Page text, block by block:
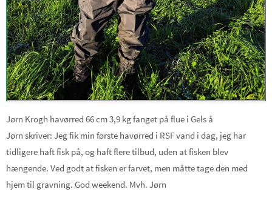
Jørn Krogh havørred 66 cm 3,9 kg fanget på flue i Gels å
Jørn skriver: Jeg fik min første havørred i RSF vand i dag, jeg har
tidligere haft fisk på, og haft flere tilbud, uden at fisken blev
hængende. Ved godt at fisken er farvet, men måtte tage den med
hjem til gravning. God weekend. Mvh. Jørn